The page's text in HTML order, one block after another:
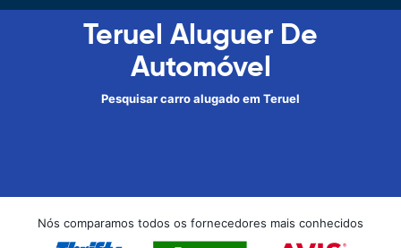
Teruel Aluguer De
Automóvel
Pesquisar carro alugado em Teruel
Nós comparamos todos os fornecedores mais conhecidos